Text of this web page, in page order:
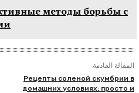
методы борьбы с
المقالة القادمة
Рецепты соленой скумбрии в
домашних условиях: просто и